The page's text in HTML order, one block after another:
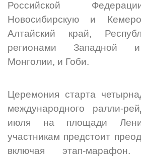
Российской
Новосибирскую и
Алтайский край,
регионами Западной
Монголии, и Гоби.
Церемония старта
международного ралли-
июля на площади
участникам предстоит
включая этап-марафон.